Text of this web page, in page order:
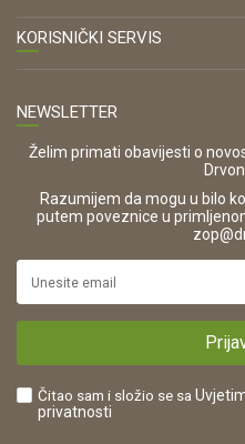
Antuna Mihanovića 7,
47000 Karlovac
OIB:
42821181683
16280
https://www.drvona.hr/
POREZNI BROJ:
O nama
KORISNIČKI SERVIS
Zaštita privatnosti i osobnih
Korištenje kolačića
Pravo na odustajanje i
Reklamacije
Plaćanje karticama
Što dobivam registracijom?
NEWSLETTER
Želim primati obavijesti o
Razumijem da mogu u bilo
putem poveznice u
Čitao sam i složio se sa
privatnosti